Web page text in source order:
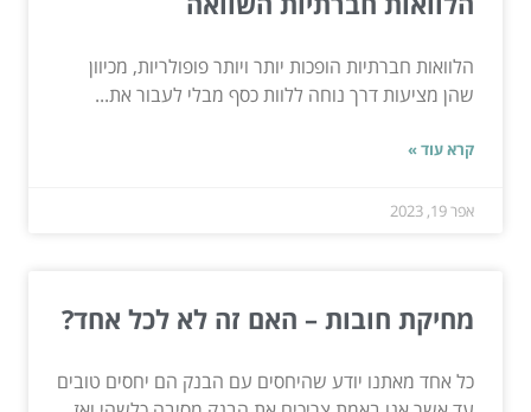
הלוואות חברתיות הופכות יותר ויותר פופולריות, מכיוון
שהן מציעות דרך נוחה ללוות כסף מבלי לעבור את...
קרא עוד »
אפר 19, 2023
מחיקת חובות – האם זה לא לכל אחד?
כל אחד מאתנו יודע שהיחסים עם הבנק הם יחסים טובים